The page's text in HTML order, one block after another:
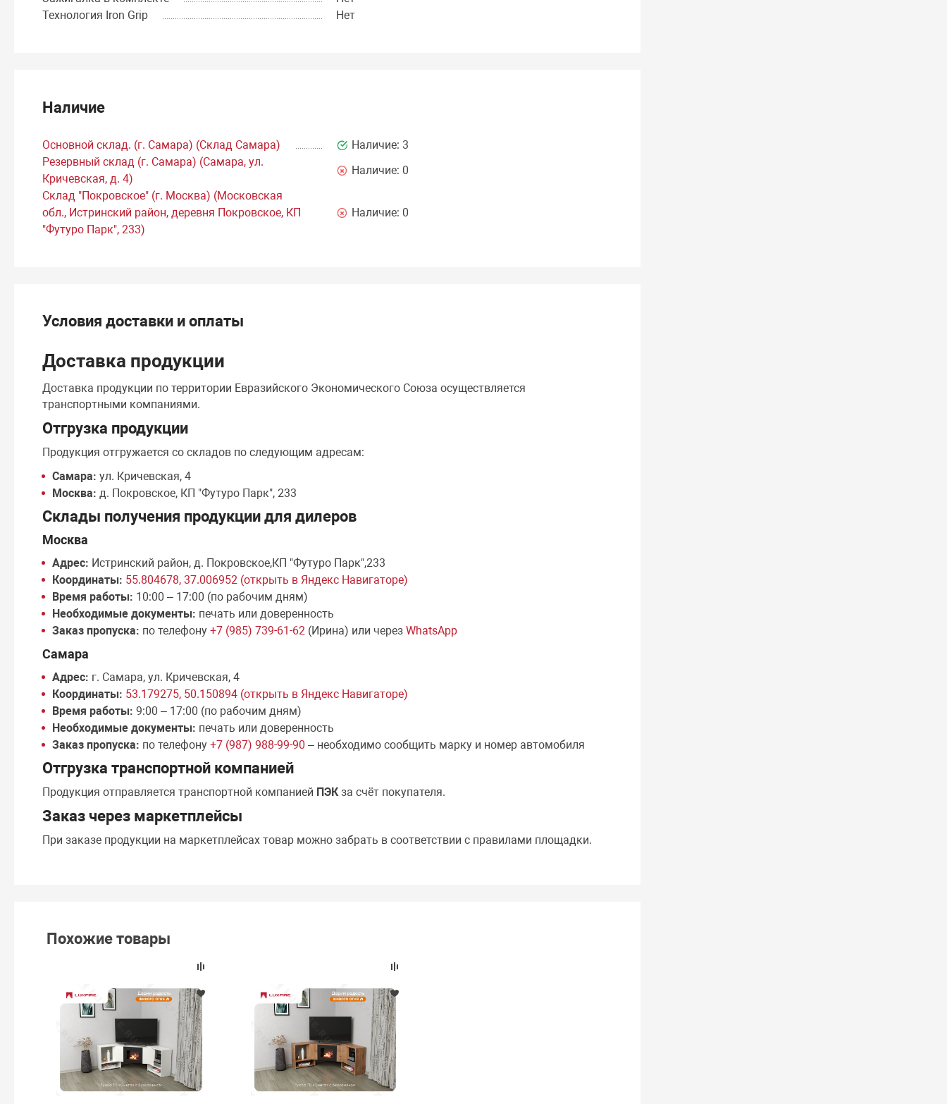
Технология Iron Grip
Нет
Наличие
Основной склад. (г. Самара) (Склад Самара) Наличие: 3
Резервный склад (г. Самара) (Самара, ул.
Кричевская, д. 4)
Наличие: 0
Склад "Покровское" (г. Москва) (Московская
обл., Истринский район, деревня Покровское, КП
"Футуро Парк", 233)
Наличие: 0
Условия доставки и оплаты
Доставка продукции
Доставка продукции по территории Евразийского Экономического Союза осуществляется
транспортными компаниями.
Отгрузка продукции
Продукция отгружается со складов по следующим адресам:
Самара: ул. Кричевская, 4
Москва: д. Покровское, КП "Футуро Парк", 233
Склады получения продукции для дилеров
Москва
Адрес: Истринский район, д. Покровское,КП "Футуро Парк",233
Координаты: 55.804678, 37.006952 (открыть в Яндекс Навигаторе)
Время работы: 10:00 – 17:00 (по рабочим дням)
Необходимые документы: печать или доверенность
Заказ пропуска: по телефону+7 (985) 739-61-62 (Ирина) или черезWhatsApp
Самара
Адрес: г. Самара, ул. Кричевская, 4
Координаты: 53.179275, 50.150894 (открыть в Яндекс Навигаторе)
Время работы: 9:00 – 17:00 (по рабочим дням)
Необходимые документы: печать или доверенность
Заказ пропуска: по телефону+7 (987) 988-99-90 – необходимо сообщить марку и номер автомобиля
Отгрузка транспортной компанией
Продукция отправляется транспортной компанией ПЭКза счёт покупателя.
Заказ через маркетплейсы
При заказе продукции на маркетплейсах товар можно забрать в соответствии с правилами площадки.
Похожие товары